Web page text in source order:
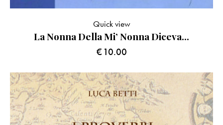
La Nonna Della Mi’ Nonna Diceva…
€10.00
Quick view